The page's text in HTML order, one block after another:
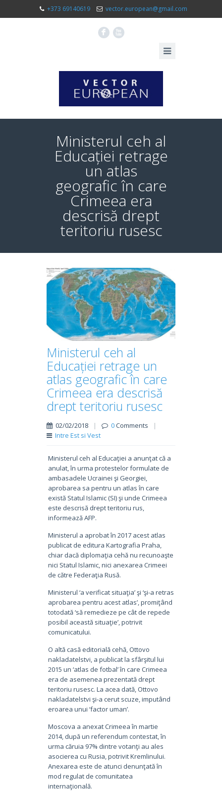
+373 69140619 vector.european@gmail.com
F X
Ministerul ceh al
Educației retrage
un atlas
geografic în care
Crimeea era
descrisă drept
teritoriu rusesc
Ministerul ceh al
Educației retrage un
atlas geografic în care
Crimeea era descrisă
drept teritoriu rusesc
02/02/2018 | 0Comments
|
Intre Est si Vest
Ministerul ceh al Educaţiei a anunţat că a
anulat, în urma protestelor formulate de
ambasadele Ucrainei şi Georgiei,
aprobarea sa pentru un atlas în care
există Statul Islamic (SI) şi unde Crimeea
este descrisă drept teritoriu rus,
informează AFP.
Ministerul a aprobat în 2017 acest atlas
publicat de editura Kartografia Praha,
chiar dacă diplomaţia cehă nu recunoaşte
nici Statul Islamic, nici anexarea Crimeei
de către Federaţia Rusă.
Ministerul ‘a verificat situaţia’ şi ‘şi-a retras
aprobarea pentru acest atlas’, promiţând
totodată ‘să remedieze pe cât de repede
posibil această situaţie’, potrivit
comunicatului.
O altă casă editorială cehă, Ottovo
nakladatelstvi, a publicat la sfârşitul lui
2015 un ‘atlas de fotbal’ în care Crimeea
era de asemenea prezentată drept
teritoriu rusesc. La acea dată, Ottovo
nakladatelstvi şi-a cerut scuze, imputând
eroarea unui ‘factor uman’.
Moscova a anexat Crimeea în martie
2014, după un referendum contestat, în
urma căruia 97% dintre votanţi au ales
asocierea cu Rusia, potrivit Kremlinului.
Anexarea este de atunci denunţată în
mod regulat de comunitatea
internaţională.